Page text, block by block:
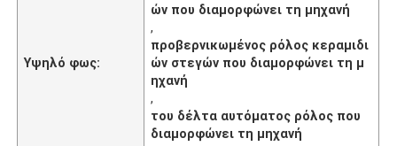
Υψηλό φως:
ών που διαμορφώνει τη μηχανή
,
προβερνικωμένος ρόλος κεραμιδι
ών στεγών που διαμορφώνει τη μ
ηχανή
,
του δέλτα αυτόματος ρόλος που
διαμορφώνει τη μηχανή